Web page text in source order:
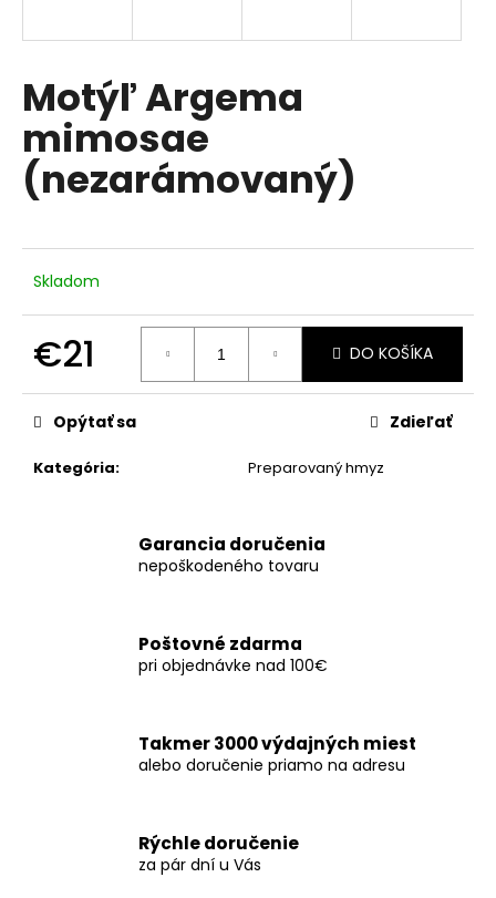
Motýľ Argema
mimosae
(nezarámovaný)
Skladom
€21
cena:
DO KOŠÍKA
Kategória: Preparovaný hmyz
Opýtať sa Zdieľať
Garancia doručenia
nepoškodeného tovaru
Poštovné zdarma
pri objednávke nad 100€
Takmer 3000 výdajných miest
alebo doručenie priamo na adresu
Rýchle doručenie
za pár dní u Vás
s
ť
?
HĽADAŤ
O
p
o
ú